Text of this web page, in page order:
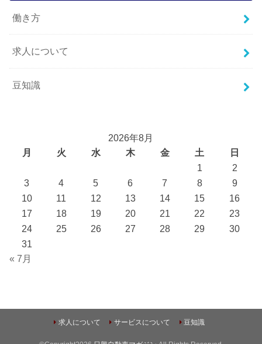
働き方
求人について
豆知識
2026年8月
月
火 水 木 金 土
日
1
2
3
4 5 6 7 8
9
10
11 12 13 14 15
16
17
18 19 20 21 22
23
24
25 26 27 28 29
30
31
« 7月
求人について サービスについて 豆知識